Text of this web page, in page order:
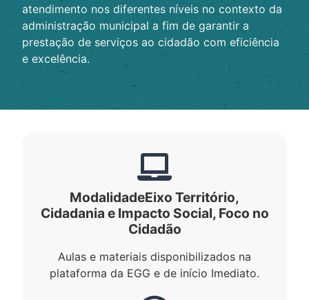
atendimento nos diferentes níveis no contexto da
administração municipal a fim de garantir a
prestação de serviços ao cidadão com eficiência
e excelência.
ModalidadeEixo Território,
Cidadania e Impacto Social, Foco no
Cidadão
Aulas e materiais disponibilizados na
plataforma da EGG e de início Imediato.